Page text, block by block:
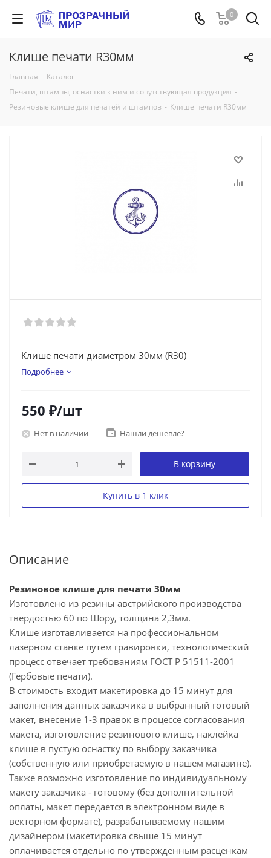
0
Клише печати R30мм
Главная - Каталог -
Печати, штампы, оснастки к ним и сопутствующая продукция -
Резиновые клише для печатей и штампов - Клише печати R30мм
Клише печати диаметром 30мм (R30)
Подробнее
550 ₽/шт
Нет в наличии Нашли дешевле?
В корзину
Купить в 1 клик
Описание
Резиновое клише для печати 30мм
Изготовлено из резины австрийского производства
твердостью 60 по Шору, толщина 2,3мм.
Клише изготавливается на профессиональном
лазерном станке путем гравировки, технологический
процесс отвечает требованиям ГОСТ Р 51511-2001
(Гербовые печати).
В стоимость входит макетировка до 15 минут для
заполнения данных заказчика в выбранный готовый
макет, внесение 1-3 правок в процессе согласования
макета, изготовление резинового клише, наклейка
клише в пустую оснастку по выбору заказчика
(собственную или приобретаемую в нашем магазине).
Также возможно изготовление по индивидуальному
макету заказчика - готовому (без дополнительной
оплаты, макет передается в электронном виде в
векторном формате), разрабатываемому нашим
дизайнером (макетировка свыше 15 минут
оплачивается отдельно по утвержденным расценкам